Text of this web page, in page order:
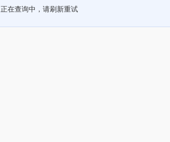
正在查询中，请刷新重试